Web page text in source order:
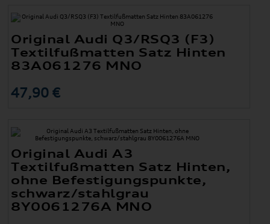
Original Audi Q3/RSQ3 (F3)
Textilfußmatten Satz Hinten
83A061276 MNO
47,90 €
Original Audi A3
Textilfußmatten Satz Hinten,
ohne Befestigungspunkte,
schwarz/stahlgrau
8Y0061276A MNO